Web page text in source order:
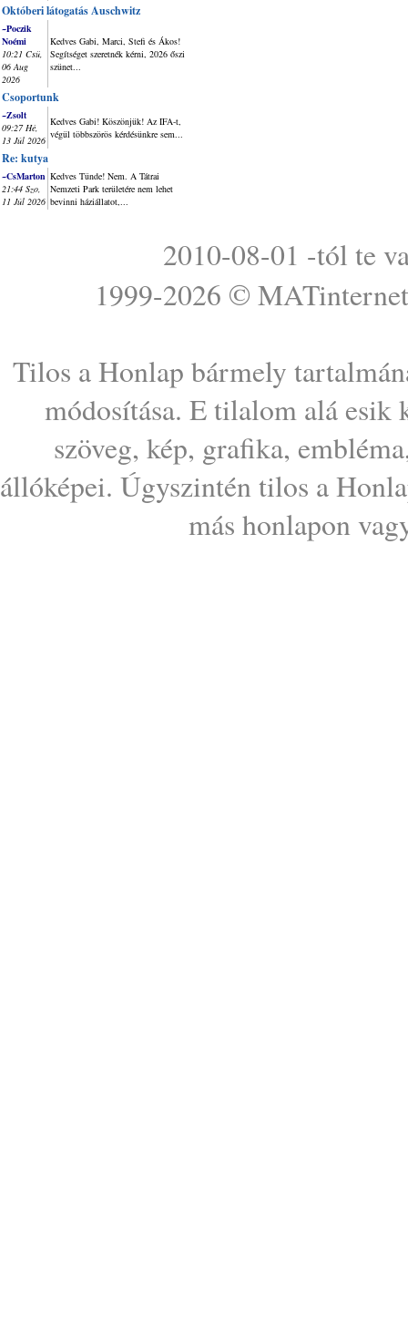
Októberi látogatás Auschwitz
~Poczik
Noémi
10:21 Csü,
06 Aug
2026
Kedves Gabi, Marci, Stefi és Ákos!
Segítséget szeretnék kérni, 2026 őszi
szünet...
Csoportunk
~Zsolt
09:27 Hé,
13 Júl 2026
Kedves Gabi! Köszönjük! Az IFA-t,
végül többszörös kérdésünkre sem...
Re: kutya
~CsMarton
21:44 Szo,
11 Júl 2026
Kedves Tünde! Nem. A Tátrai
Nemzeti Park területére nem lehet
bevinni háziállatot,...
2010-08-01 -tól te
1999-2026 © MATinternet
Tilos a Honlap bármely
módosítása. E tilalom alá esik
szöveg, kép, grafika,
állóképei. Úgyszintén tilos a
más honlapon